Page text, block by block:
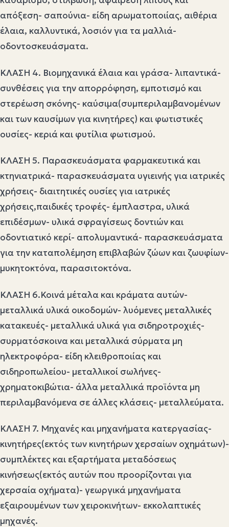
απόξεση- σαπούνια- είδη αρωματοποιίας, αιθέρια
έλαια, καλλυντικά, λοσιόν για τα μαλλιά-
οδοντοσκευάσματα.
ΚΛΑΣΗ 4. Βιομηχανικά έλαια και γράσα- λιπαντικά-
συνθέσεις για την απορρόφηση, εμποτισμό και
στερέωση σκόνης- καύσιμα(συμπεριλαμβανομένων
και των καυσίμων για κινητήρες) και φωτιστικές
ουσίες- κεριά και φυτίλια φωτισμού.
ΚΛΑΣΗ 5. Παρασκευάσματα φαρμακευτικά και
κτηνιατρικά- παρασκευάσματα υγιεινής για ιατρικές
χρήσεις- διαιτητικές ουσίες για ιατρικές
χρήσεις,παιδικές τροφές- έμπλαστρα, υλικά
επιδέσμων- υλικά σφραγίσεως δοντιών και
οδοντιατικό κερί- απολυμαντικά- παρασκευάσματα
για την καταπολέμηση επιβλαβών ζώων και ζωυφίων-
μυκητοκτόνα, παρασιτοκτόνα.
ΚΛΑΣΗ 6.Κοινά μέταλα και κράματα αυτών-
μεταλλικά υλικά οικοδομών- λυόμενες μεταλλικές
κατακευές- μεταλλικά υλικά για σιδηροτροχιές-
συρματόσκοινα και μεταλλικά σύρματα μη
ηλεκτροφόρα- είδη κλειθροποιίας και
σιδηροπωλείου- μεταλλικοί σωλήνες-
χρηματοκιβώτια- άλλα μεταλλικά προϊόντα μη
περιλαμβανόμενα σε άλλες κλάσεις- μεταλλεύματα.
ΚΛΑΣΗ 7. Μηχανές και μηχανήματα κατεργασίας-
κινητήρες(εκτός των κινητήρων χερσαίων οχημάτων)-
συμπλέκτες και εξαρτήματα μεταδόσεως
κινήσεως(εκτός αυτών που προορίζονται για
χερσαία οχήματα)- γεωργικά μηχανήματα
εξαιρουμένων των χειροκινήτων- εκκολαπτικές
μηχανές.